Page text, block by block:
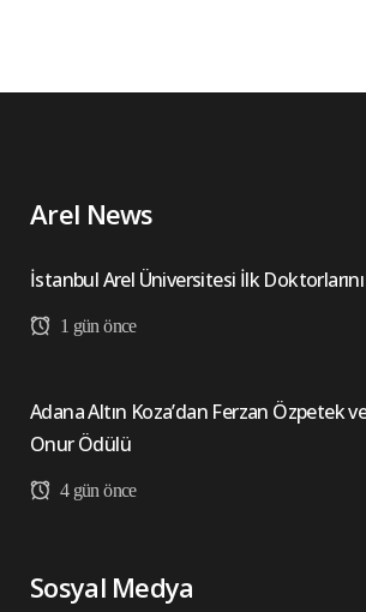
Arel News
İstanbul Arel Üniversitesi İlk
1 gün önce
Adana Altın Koza’dan Ferzan Özpetek
Onur Ödülü
4 gün önce
Sosyal Medya